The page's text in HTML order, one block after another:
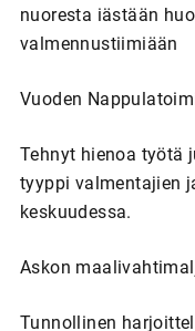
nuoresta iästään
Vuoden
Tehnyt hienoa työtä
tyyppi valmentajien
keskuudessa.
Askon
Tunnollinen